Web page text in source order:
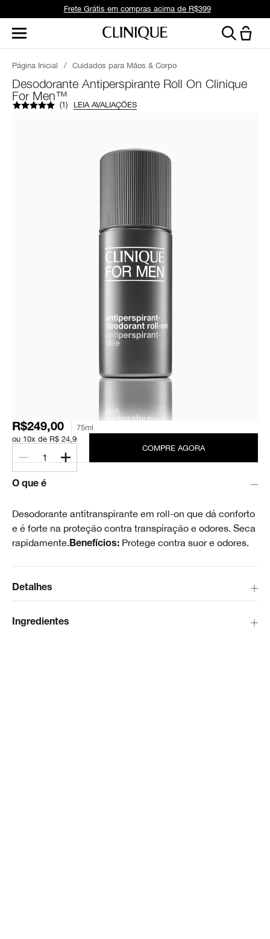
Frete Grátis em compras acima de R$399
Página Inicial / Cuidados para Mãos & Corpo
Desodorante Antiperspirante Roll On Clinique
For Men™
(1) LEIA AVALIAÇÕES
R$249,00
75ml
ou 10x de R$ 24,90
1
COMPRE AGORA
O que é
Desodorante antitranspirante em roll-on que dá conforto
e é forte na proteção contra transpiração e odores. Seca
rapidamente.Benefícios: Protege contra suor e odores.
Detalhes
Ingredientes